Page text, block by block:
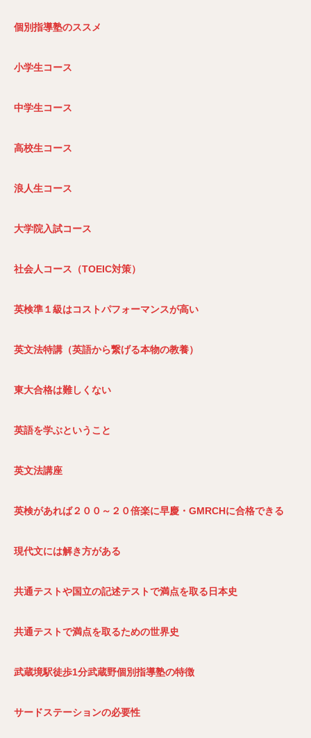
個別指導塾のススメ
小学生コース
中学生コース
高校生コース
浪人生コース
大学院入試コース
社会人コース（TOEIC対策）
英検準１級はコストパフォーマンスが高い
英文法特講（英語から繋げる本物の教養）
東大合格は難しくない
英語を学ぶということ
英文法講座
英検があれば２００～２０倍楽に早慶・GMRCHに合格できる
現代文には解き方がある
共通テストや国立の記述テストで満点を取る日本史
共通テストで満点を取るための世界史
武蔵境駅徒歩1分武蔵野個別指導塾の特徴
サードステーションの必要性